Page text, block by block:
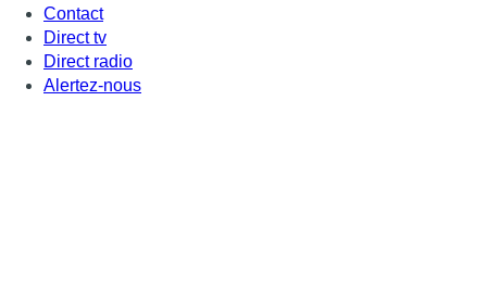
Contact
Direct tv
Direct radio
Alertez-nous